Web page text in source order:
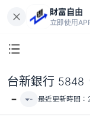
財富自由
立即使用
台新銀行 5848
- - 最近更新時間：